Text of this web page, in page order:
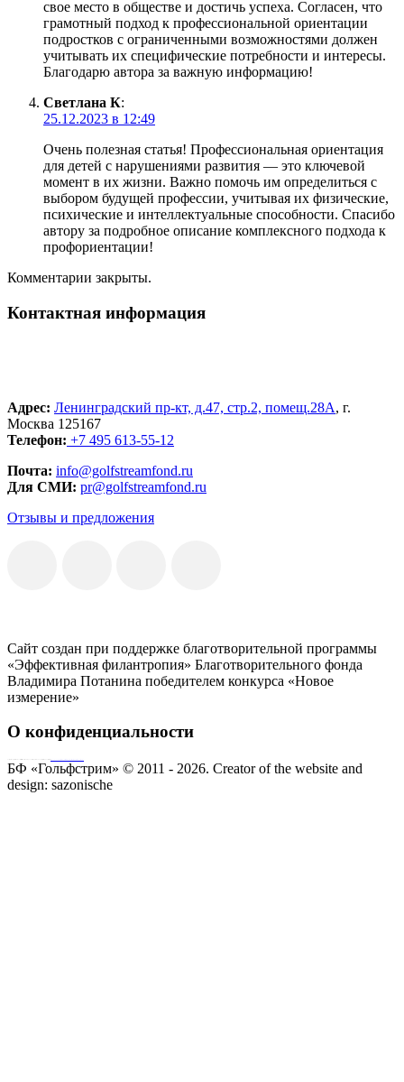
свое место в обществе и достичь успеха. Согласен, что
грамотный подход к профессиональной ориентации
подростков с ограниченными возможностями должен
учитывать их специфические потребности и интересы.
Благодарю автора за важную информацию!
Светлана К:
25.12.2023 в 12:49
Очень полезная статья! Профессиональная ориентация
для детей с нарушениями развития — это ключевой
момент в их жизни. Важно помочь им определиться с
выбором будущей профессии, учитывая их физические,
психические и интеллектуальные способности. Спасибо
автору за подробное описание комплексного подхода к
профориентации!
Комментарии закрыты.
Контактная информация
Адрес: Ленинградский пр-кт, д.47, стр.2, помещ.28А, г.
Москва 125167
Телефон: +7 495 613-55-12
Почта: info@golfstreamfond.ru
Для СМИ: pr@golfstreamfond.ru
Отзывы и предложения
Сайт создан при поддержке благотворительной программы
«Эффективная филантропия» Благотворительного фонда
Владимира Потанина победителем конкурса «Новое
измерение»
О конфиденциальности
БФ «Гольфстрим» © 2011 - 2026. Creator of the website and
design: sazonische